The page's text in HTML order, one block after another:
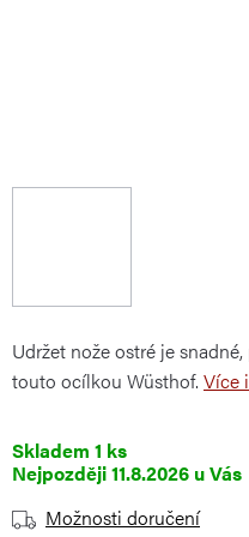
Udržet nože ostré je
touto ocílkou Wüsthof. Více
Skladem 1 ks
11.8.2026
Možnosti doručení